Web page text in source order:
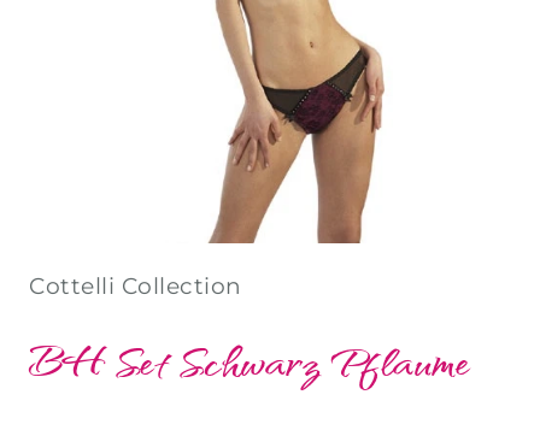
Cottelli Collection
BH Set Schwarz Pflaume